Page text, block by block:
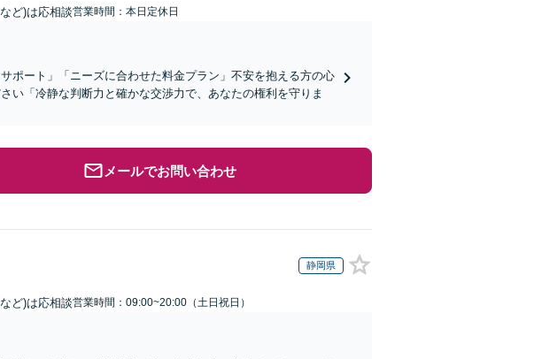
ど)は応相談営業時間：本日定休日
ポート」「ニーズに合わせた料金プラン」不安を抱える方の心
い「冷静な判断力と確かな交渉力で、あなたの権利を守りま
メールでお問い合わせ
静岡県
ど)は応相談営業時間：09:00~20:00（土日祝日）